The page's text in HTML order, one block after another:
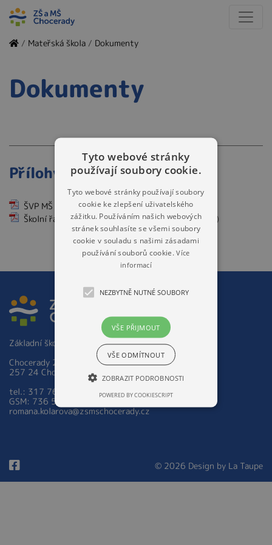
/ Mateřská škola / Dokumenty
Dokumenty
Přílohy
ŠVP MŠ (PDF, 491kB)
Školní řád MŠ platný od 2022/2023 (PDF, 684kB)
Základní škola a Mateřská škola Chocerady 267
Chocerady 267
257 24 Chocerady
tel.: 317 763 521
GSM: 736 535 973
romana.kolarova@zsmschocerady.cz
© 2026 Design by La Taupe
Tyto webové stránky
používají soubory cookie.
Tyto webové stránky používají soubory
cookie ke zlepšení uživatelského
zážitku. Používáním našich webových
stránek souhlasíte se všemi soubory
cookie v souladu s našimi zásadami
používání souborů cookie.Více
informací
NEZBYTNĚ NUTNÉ SOUBORY
VŠE PŘIJMOUT
VŠE ODMÍTNOUT
ZOBRAZIT PODROBNOSTI
POWERED BY COOKIESCRIPT